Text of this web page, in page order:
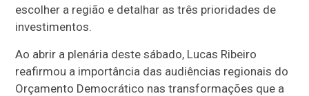
escolher a região e detalhar as três prioridades de
investimentos.
Ao abrir a plenária deste sábado, Lucas Ribeiro
reafirmou a importância das audiências regionais do
Orçamento Democrático nas transformações que a